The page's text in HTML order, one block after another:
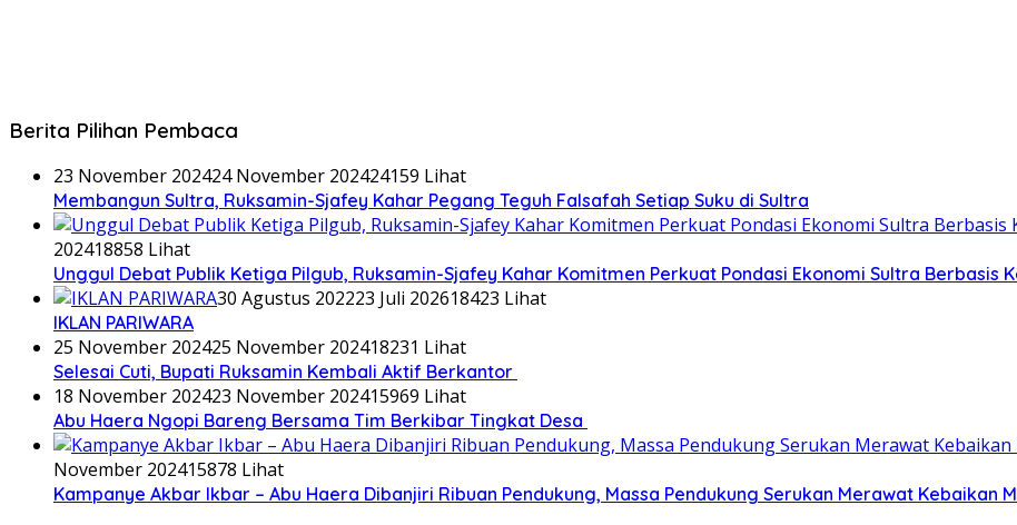
Berita Pilihan Pembaca
23 November 202424 November 202424159 Lihat
Membangun Sultra, Ruksamin-Sjafey Kahar Pegang Teguh Falsafah Setiap Suku di Sultra
202418858 Lihat
Unggul Debat Publik Ketiga Pilgub, Ruksamin-Sjafey Kahar Komitmen Perkuat Pondasi Ekonomi Sultra Berbasis
30 Agustus 202223 Juli 202618423 Lihat
IKLAN PARIWARA
25 November 202425 November 202418231 Lihat
Selesai Cuti, Bupati Ruksamin Kembali Aktif Berkantor
18 November 202423 November 202415969 Lihat
Abu Haera Ngopi Bareng Bersama Tim Berkibar Tingkat Desa
November 202415878 Lihat
Kampanye Akbar Ikbar – Abu Haera Dibanjiri Ribuan Pendukung, Massa Pendukung Serukan Merawat Kebaikan